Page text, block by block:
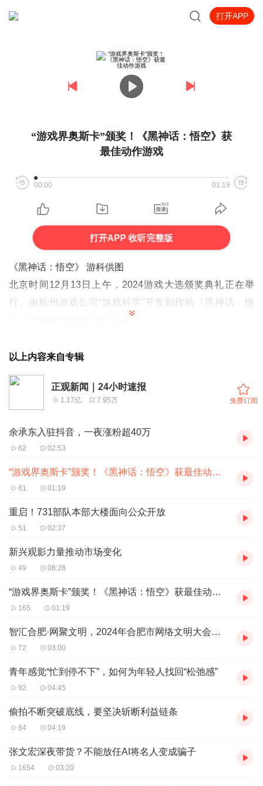
打开APP
“游戏界奥斯卡”颁奖！《黑神话：悟空》获
最佳动作游戏
00:00 01:19
打开APP 收听完整版
《黑神话：悟空》 游科供图
北京时间12月13日上午，2024游戏大选颁奖典礼正在举
行。由杭州游戏公司“游戏科学”开发制作的《黑神话：悟
颁奖典礼。自2014年举办首届以来，TGA已成为目前全球
游戏行业及游戏玩家群体公认最为重要、最具影响力的奖
项，号称 “游戏界奥斯卡” 。而TGA所颁发的年度最佳游戏
奖项，也被视作游戏行业的至高荣誉之一。
TGA的评选方式是由评测媒体提名游戏，进行公示后，再采
取专业评审团、观众投票相结合的评奖方式，从每个奖项的
游戏。
最佳艺术指导、最佳游戏指导三个奖项的提名。奖项正在陆
续揭晓中，让我们继续期待。
以上内容来自专辑
正观新闻｜24小时速报
1.17亿 7.95万 免费订阅
余承东入驻抖音，一夜涨粉超40万
62 02:53
“游戏界奥斯卡”颁奖！《黑神话：悟空》获最佳动作游戏
61 01:19
重启！731部队本部大楼面向公众开放
51 02:37
新兴观影力量推动市场变化
49 08:28
“游戏界奥斯卡”颁奖！《黑神话：悟空》获最佳动作游戏
165 01:19
智汇合肥·网聚文明，2024年合肥市网络文明大会举办
72 03:00
青年感觉“忙到停不下”，如何为年轻人找回“松弛感”
92 04:45
偷拍不断突破底线，要坚决斩断利益链条
64 04:19
张文宏深夜带货？不能放任AI将名人变成骗子
1654 03:20